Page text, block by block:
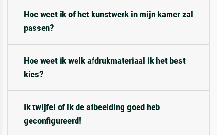
Hoe weet ik of het kunstwerk in mijn kamer zal
passen?
Hoe weet ik welk afdrukmateriaal ik het best
kies?
Ik twijfel of ik de afbeelding goed heb
geconfigureerd!